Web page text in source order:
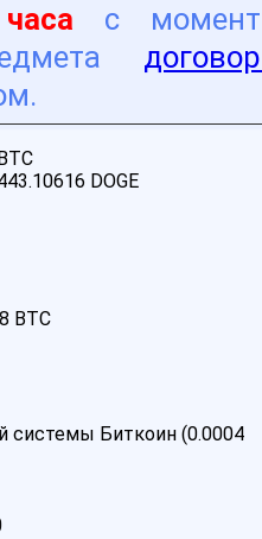
с
DOGE
BTC
системы Биткоин (0.0004